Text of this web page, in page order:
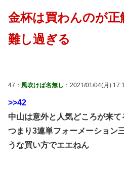
金杯は買わんのが正
難し過ぎる
47： 風吹けば名無し ：2021/01/04(月)
>>42
中山は意外と人気どころが来て
つまり3連単フォーメーション
うな買い方でエエねん